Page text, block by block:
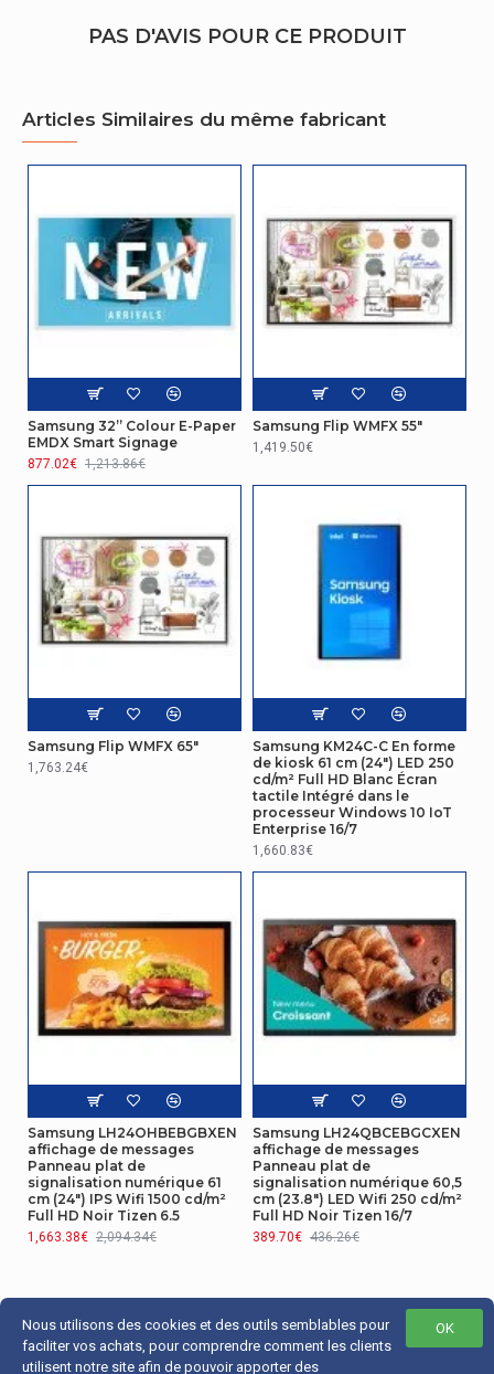
Nombre de coeurs de
processeurs
Conditions environnementales
Taux d'humidité de
fonctionnement
10 - 80%
Connectivité
Quantité de ports HDMI 3
Version USB 2.0
Connectivité
Connectivité
DisplayPorts en
Taille de l'écran 127 cm (50")
3840 x 2160 pixels
Haut-parleurs intégrés Oui
Conditions environnementales
Connectivité
Port USB Oui
Gestion d'énergie
Consommation d'énergie
Poids et dimensions
PAS D'AVIS POUR CE PRODUIT
Articles Similaires du même fabricant
Samsung 32” Colour E-Paper
EMDX Smart Signage
877.02€ 1,213.86€
Samsung Flip WMFX 55"
1,419.50€
Samsung Flip WMFX 65"
1,763.24€
Samsung KM24C-C En forme
de kiosk 61 cm (24") LED 250
cd/m² Full HD Blanc Écran
tactile Intégré dans le
processeur Windows 10 IoT
Enterprise 16/7
1,660.83€
Samsung LH24OHBEBGBXEN
affichage de messages
Panneau plat de
signalisation numérique 61
cm (24") IPS Wifi 1500 cd/m²
Full HD Noir Tizen 6.5
1,663.38€ 2,094.34€
Samsung LH24QBCEBGCXEN
affichage de messages
Panneau plat de
signalisation numérique 60,5
cm (23.8") LED Wifi 250 cd/m²
Full HD Noir Tizen 16/7
389.70€ 436.26€
OK
Nous utilisons des cookies et des outils semblables pour
faciliter vos achats, pour comprendre comment les clients
utilisent notre site afin de pouvoir apporter des